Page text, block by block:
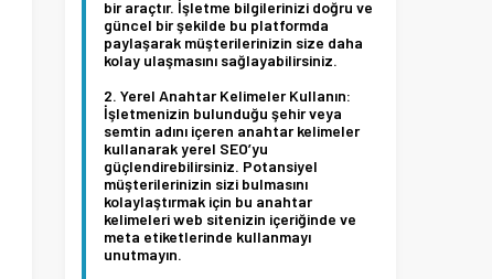
bir araçtır. İşletme bilgilerinizi doğru ve
güncel bir şekilde bu platformda
paylaşarak müşterilerinizin size daha
kolay ulaşmasını sağlayabilirsiniz.
Yerel Anahtar Kelimeler Kullanın:
İşletmenizin bulunduğu şehir veya
semtin adını içeren anahtar kelimeler
kullanarak yerel SEO’yu
güçlendirebilirsiniz. Potansiyel
müşterilerinizin sizi bulmasını
kolaylaştırmak için bu anahtar
kelimeleri web sitenizin içeriğinde ve
meta etiketlerinde kullanmayı
unutmayın.